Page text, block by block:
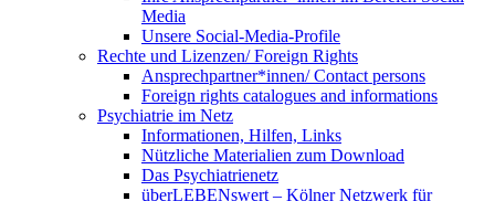
Media
Unsere Social-Media-Profile
Rechte und Lizenzen/ Foreign Rights
Ansprechpartner*innen/ Contact persons
Foreign rights catalogues and informations
Psychiatrie im Netz
Informationen, Hilfen, Links
Nützliche Materialien zum Download
Das Psychiatrienetz
überLEBENswert – Kölner Netzwerk für